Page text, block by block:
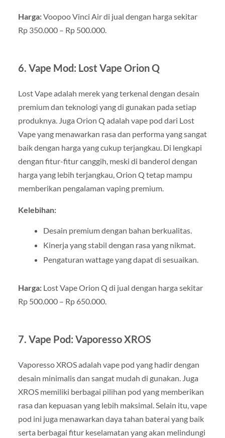
Harga:Voopoo Vinci Air di jual dengan harga sekitar
Rp 350.000 – Rp 500.000.
6. Vape Mod: Lost Vape Orion Q
Lost Vape adalah merek yang terkenal dengan desain
premium dan teknologi yang di gunakan pada setiap
produknya. Juga Orion Q adalah vape pod dari Lost
Vape yang menawarkan rasa dan performa yang sangat
baik dengan harga yang cukup terjangkau. Di lengkapi
dengan fitur-fitur canggih, meski di banderol dengan
harga yang lebih terjangkau, Orion Q tetap mampu
memberikan pengalaman vaping premium.
Kelebihan:
Desain premium dengan bahan berkualitas.
Kinerja yang stabil dengan rasa yang nikmat.
Pengaturan wattage yang dapat di sesuaikan.
Harga:Lost Vape Orion Q di jual dengan harga sekitar
Rp 500.000 – Rp 650.000.
7. Vape Pod: Vaporesso XROS
Vaporesso XROS adalah vape pod yang hadir dengan
desain minimalis dan sangat mudah di gunakan. Juga
XROS memiliki berbagai pilihan pod yang memberikan
rasa dan kepuasan yang lebih maksimal. Selain itu, vape
pod ini juga menawarkan daya tahan baterai yang baik
serta berbagai fitur keselamatan yang akan melindungi